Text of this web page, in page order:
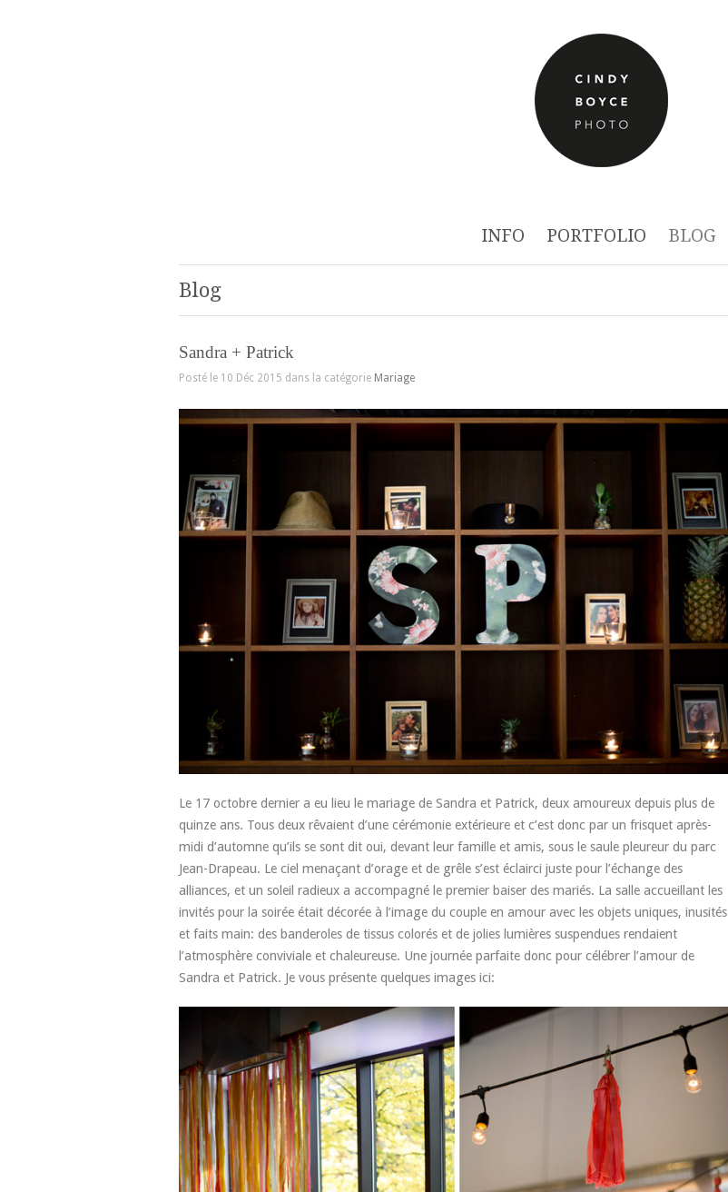
INFO PORTFOLIO BLOG
Blog
Sandra + Patrick
Posté le 10 Déc 2015 dans la catégorie Mariage
Le 17 octobre dernier a eu lieu le mariage de Sandra et Patrick, deux amoureux depuis plus de
quinze ans. Tous deux rêvaient d’une cérémonie extérieure et c’est donc par un frisquet après-
midi d’automne qu’ils se sont dit oui, devant leur famille et amis, sous le saule pleureur du parc
Jean-Drapeau. Le ciel menaçant d’orage et de grêle s’est éclairci juste pour l’échange des
alliances, et un soleil radieux a accompagné le premier baiser des mariés. La salle accueillant les
invités pour la soirée était décorée à l’image du couple en amour avec les objets uniques, inusités
et faits main: des banderoles de tissus colorés et de jolies lumières suspendues rendaient
l’atmosphère conviviale et chaleureuse. Une journée parfaite donc pour célébrer l’amour de
Sandra et Patrick. Je vous présente quelques images ici: